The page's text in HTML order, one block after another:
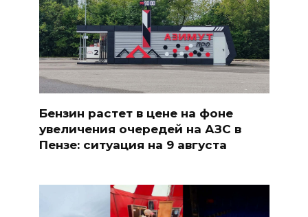
Бензин растет в цене на фоне
увеличения очередей на АЗС в
Пензе: ситуация на 9 августа